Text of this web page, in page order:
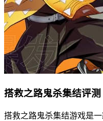
搭救之路鬼杀集结评测
搭救之路鬼杀集结游戏是